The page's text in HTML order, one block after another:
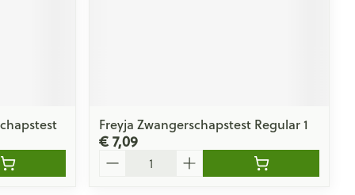
Freyja Zwangerschapstest Regular 1
€ 7,09